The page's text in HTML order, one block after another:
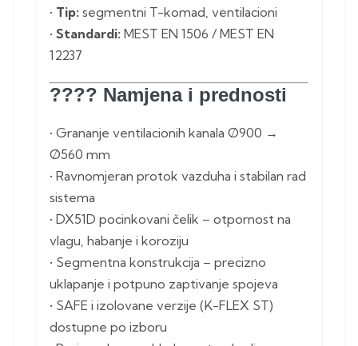
• Tip: segmentni T-komad, ventilacioni
• Standardi: MEST EN 1506 / MEST EN
12237
????️ Namjena i prednosti
• Grananje ventilacionih kanala Ø900 →
Ø560 mm
• Ravnomjeran protok vazduha i stabilan rad
sistema
• DX51D pocinkovani čelik – otpornost na
vlagu, habanje i koroziju
• Segmentna konstrukcija – precizno
uklapanje i potpuno zaptivanje spojeva
• SAFE i izolovane verzije (K-FLEX ST)
dostupne po izboru